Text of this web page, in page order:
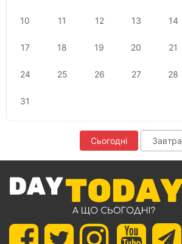
10 11 12 13 14
17 18 19 20 21
24 25 26 27 28
31
Сьогодні Завтра